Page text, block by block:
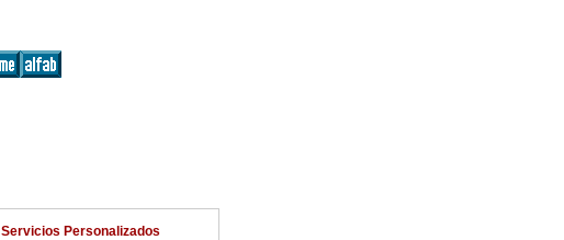
Servicios Personalizados